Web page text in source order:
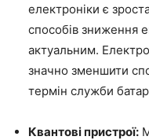
електроніки є
способів зниження
актуальним.
значно зменшити
термін служби
Квантові пристрої: